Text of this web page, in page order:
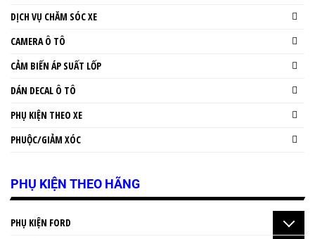
DỊCH VỤ CHĂM SÓC XE
CAMERA Ô TÔ
CẢM BIẾN ÁP SUẤT LỐP
DÁN DECAL Ô TÔ
PHỤ KIỆN THEO XE
PHUỘC/GIẢM XÓC
PHỤ KIỆN THEO HÃNG
PHỤ KIỆN FORD